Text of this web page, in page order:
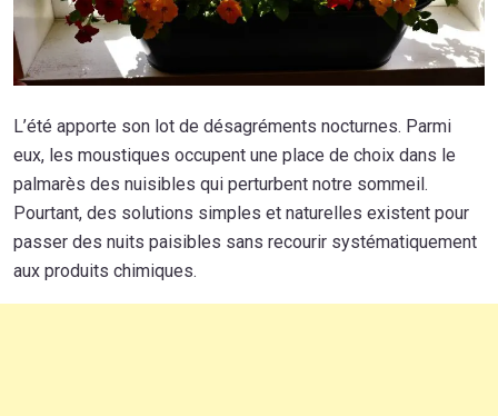
L’été apporte son lot de désagréments nocturnes. Parmi
eux, les moustiques occupent une place de choix dans le
palmarès des nuisibles qui perturbent notre sommeil.
Pourtant, des solutions simples et naturelles existent pour
passer des nuits paisibles sans recourir systématiquement
aux produits chimiques.